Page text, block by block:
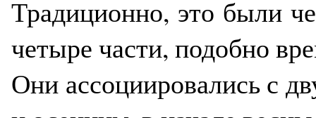
Традиционно, это были
четыре части, подобно
Они ассоциировались с